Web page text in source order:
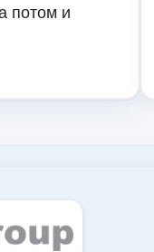
потом и